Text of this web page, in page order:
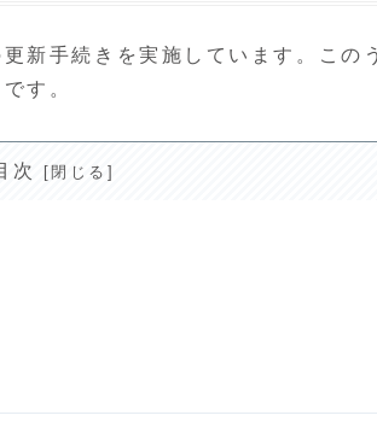
新手続きを実施しています。この
す。
次